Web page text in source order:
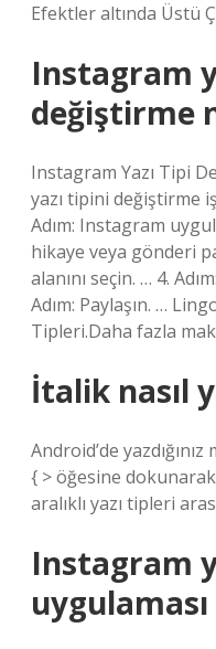
Efektler altında Üstü
Instagram
değiştirme
Instagram Yazı Tipi
yazı tipini değiştirme
Adım: Instagram
hikaye veya gönderi
alanını seçin. … 4.
Adım: Paylaşın. …
Tipleri.Daha fazla
İtalik nasıl
Android’de
{ > öğesine
aralıklı yazı tipleri
Instagram
uygulaması